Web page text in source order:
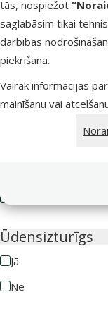
tās, nospiežot
saglabāsim tikai
darbības
piekrišana.
Vairāk informācijas
mainīšanu vai
Pretparazītu
Aerosols
Kaklasiksna
Pilieni
Tabletes
Drošs
Ūdensizturīgs
Jā
Nē